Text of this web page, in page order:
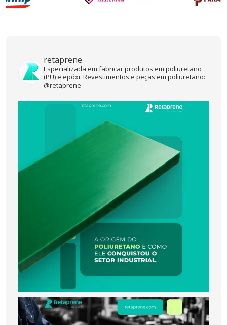
retaprene
Especializada em fabricar produtos em poliuretano
(PU) e epóxi. Revestimentos e peças em poliuretano:
@retaprene